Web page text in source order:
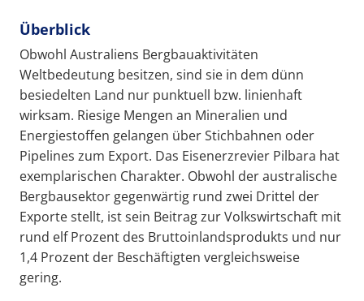
Überblick
Obwohl Australiens Bergbauaktivitäten
Weltbedeutung besitzen, sind sie in dem dünn
besiedelten Land nur punktuell bzw. linienhaft
wirksam. Riesige Mengen an Mineralien und
Energiestoffen gelangen über Stichbahnen oder
Pipelines zum Export. Das Eisenerzrevier Pilbara hat
exemplarischen Charakter. Obwohl der australische
Bergbausektor gegenwärtig rund zwei Drittel der
Exporte stellt, ist sein Beitrag zur Volkswirtschaft mit
rund elf Prozent des Bruttoinlandsprodukts und nur
1,4 Prozent der Beschäftigten vergleichsweise
gering.